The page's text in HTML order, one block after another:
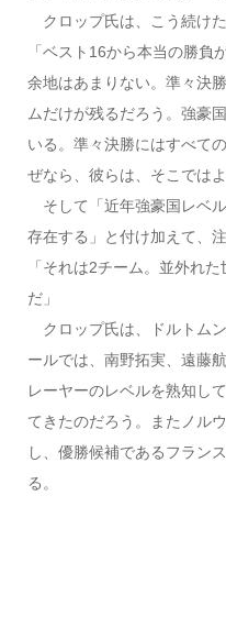
クロップ氏は、こう続けた
「ベスト16から本当の勝負
余地はあまりない。準々決
ムだけが残るだろう。強豪
いる。準々決勝にはすべて
ぜなら、彼らは、そこでは
そして「近年強豪国レベ
存在する」と付け加えて、
「それは2チーム。並外れ
だ」
クロップ氏は、ドルトム
ールでは、南野拓実、遠藤
レーヤーのレベルを熟知し
てきたのだろう。またノル
し、優勝候補であるフラン
る。